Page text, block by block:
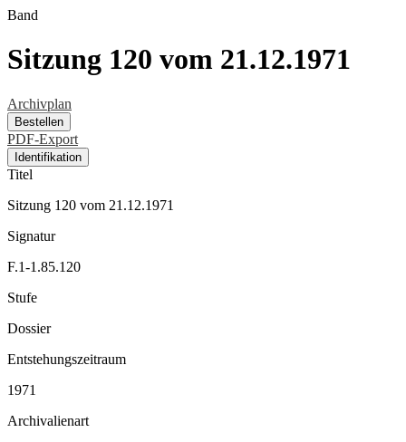
Band
Sitzung 120 vom 21.12.1971
Archivplan
Bestellen
PDF-Export
Identifikation
Titel
Sitzung 120 vom 21.12.1971
Signatur
F.1-1.85.120
Stufe
Dossier
Entstehungszeitraum
1971
Archivalienart